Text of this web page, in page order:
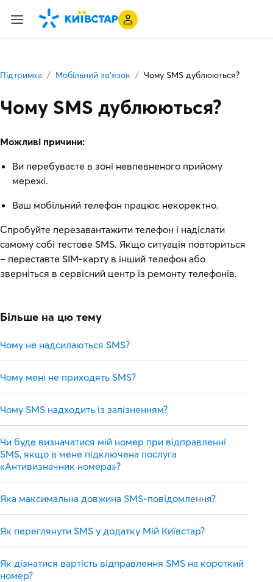
Підтримка Мобільний зв’язок Чому SMS дублюються?
Чому SMS дублюються?
Можливі причини:
Ви перебуваєте в зоні невпевненого прийому
мережі.
Ваш мобільний телефон працює некоректно.
Спробуйте перезавантажити телефон і надіслати
самому собі тестове SMS. Якщо ситуація повториться
– переставте SIM-карту в інший телефон або
зверніться в сервісний центр із ремонту телефонів.
Більше на цю тему
Чому не надсилаються SMS?
Чому мені не приходять SMS?
Чому SMS надходить із запізненням?
Чи буде визначатися мій номер при відправленні
SMS, якщо в мене підключена послуга
«Антивизначник номера»?
Яка максимальна довжина SMS-повідомлення?
Як переглянути SMS у додатку Мій Київстар?
Як дізнатися вартість відправлення SMS на короткий
номер?